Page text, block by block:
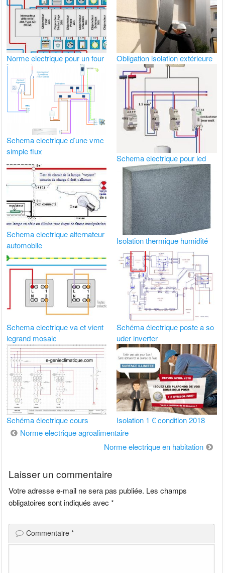
Norme electrique pour un four Obligation isolation extérieure
Schema electrique d’une vmc
simple flux
Schema electrique pour led
Schema electrique alternateur
automobile
Isolation thermique humidité
Schema electrique va et vient
legrand mosaic
Schéma électrique poste a so
uder inverter
Schéma électrique cours Isolation 1 € condition 2018
Navigation
Norme electrique agroalimentaire
Norme electrique en habitation
Laisser un commentaire
Votre adresse e-mail ne sera pas publiée. Les champs
obligatoires sont indiqués avec*
Commentaire*